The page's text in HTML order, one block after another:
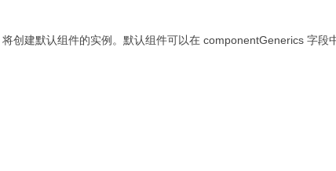
创建默认组件的实例。默认组件可以在 componentGenerics 字段